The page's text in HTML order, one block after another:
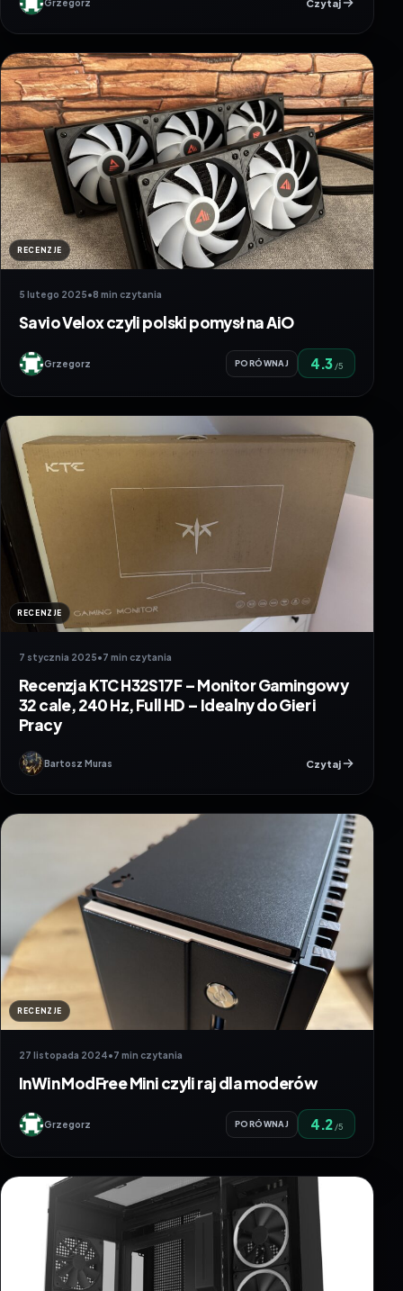
Grzegorz Czytaj
RECENZJE
5 lutego 2025•8 min czytania
Savio Velox czyli polski pomysł na AiO
Grzegorz PORÓWNAJ 4.3 /5
RECENZJE
7 stycznia 2025•7 min czytania
Recenzja KTC H32S17F – Monitor Gamingowy
32 cale, 240 Hz, Full HD – Idealny do Gier i
Pracy
Bartosz Muras Czytaj
RECENZJE
27 listopada 2024•7 min czytania
InWin ModFree Mini czyli raj dla moderów
Grzegorz PORÓWNAJ 4.2 /5